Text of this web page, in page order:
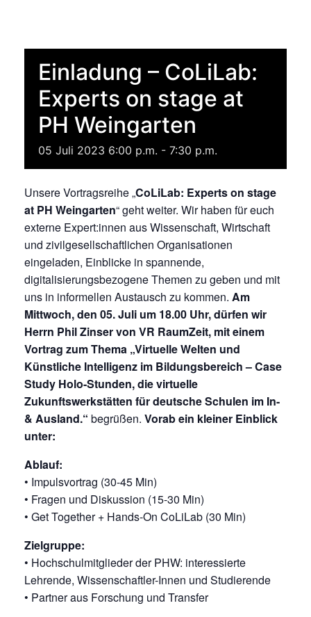
Einladung – CoLiLab:
Experts on stage at
PH Weingarten
05 Juli 2023 6:00 p.m. - 7:30 p.m.
Unsere Vortragsreihe „CoLiLab: Experts on stage
at PH Weingarten“ geht weiter. Wir haben für euch
externe Expert:innen aus Wissenschaft, Wirtschaft
und zivilgesellschaftlichen Organisationen
eingeladen, Einblicke in spannende,
digitalisierungsbezogene Themen zu geben und mit
uns in informellen Austausch zu kommen. Am
Mittwoch, den 05. Juli um 18.00 Uhr, dürfen wir
Herrn Phil Zinser von VR RaumZeit, mit einem
Vortrag zum Thema „Virtuelle Welten und
Künstliche Intelligenz im Bildungsbereich – Case
Study Holo-Stunden, die virtuelle
Zukunftswerkstätten für deutsche Schulen im In-
& Ausland.“ begrüßen. Vorab ein kleiner Einblick
unter:
Ablauf:
• Impulsvortrag (30-45 Min)
• Fragen und Diskussion (15-30 Min)
• Get Together + Hands-On CoLiLab (30 Min)
Zielgruppe:
• Hochschulmitglieder der PHW: interessierte
Lehrende, Wissenschaftler-Innen und Studierende
• Partner aus Forschung und Transfer